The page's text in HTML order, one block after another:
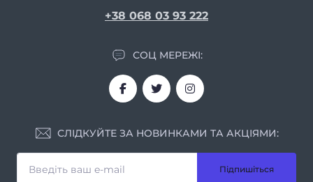
+38 068 03 93 222
СОЦ МЕРЕЖІ:
СЛІДКУЙТЕ ЗА НОВИНКАМИ ТА АКЦІЯМИ:
Підпишіться